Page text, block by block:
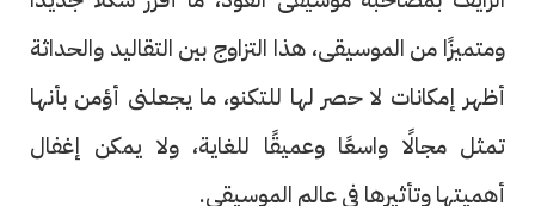
ومتميزًا من الموسيقى، هذا التزاوج بين التقاليد والحداثة
أظهر إمكانات لا حصر لها للتكنو، ما يجعلنى أؤمن بأنها
تمثل مجالًا واسعًا وعميقًا للغاية، ولا يمكن إغفال
أهميتها وتأثيرها فى عالم الموسيقى.